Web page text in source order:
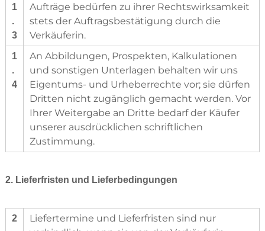
m
e
t
t
e
h
n
i
k
1
.
3
Aufträge bedürfen zu ihrer Rechtswirksamkeit
stets der Auftragsbestätigung durch die
Verkäuferin.
1
.
4
An Abbildungen, Prospekten, Kalkulationen
und sonstigen Unterlagen behalten wir uns
Eigentums- und Urheberrechte vor; sie dürfen
Dritten nicht zugänglich gemacht werden. Vor
Ihrer Weitergabe an Dritte bedarf der Käufer
unserer ausdrücklichen schriftlichen
Zustimmung.
2. Lieferfristen und Lieferbedingungen
2
Liefertermine und Lieferfristen sind nur